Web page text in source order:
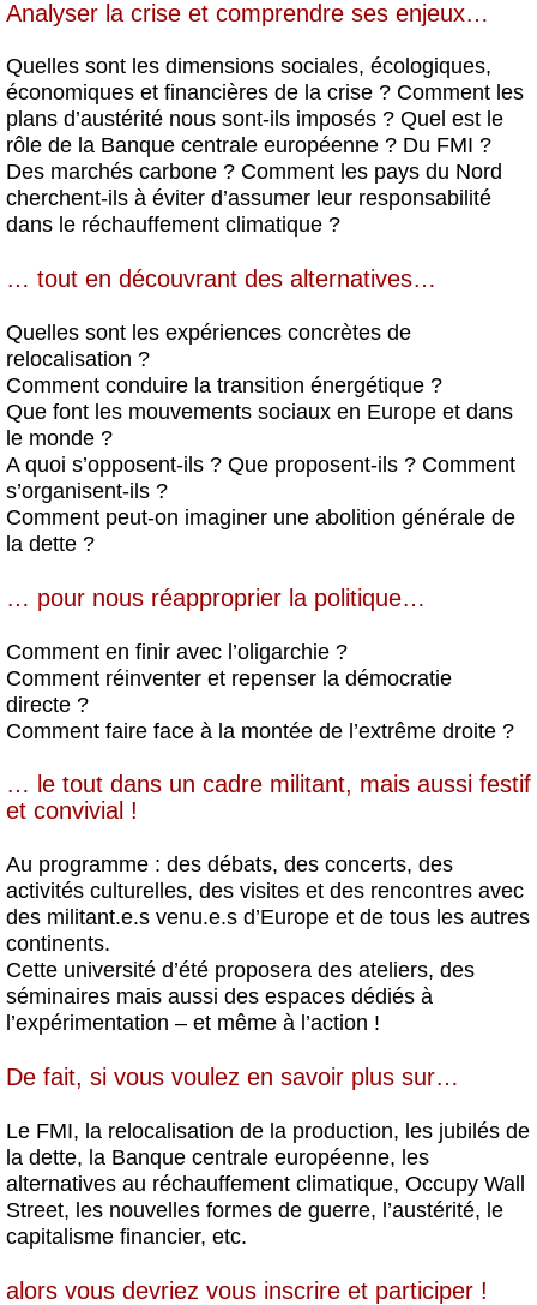
Analyser la crise et comprendre ses enjeux…
Quelles sont les dimensions sociales, écologiques,
économiques et financières de la crise ? Comment les
plans d’austérité nous sont-ils imposés ? Quel est le
rôle de la Banque centrale européenne ? Du FMI ?
Des marchés carbone ? Comment les pays du Nord
cherchent-ils à éviter d’assumer leur responsabilité
dans le réchauffement climatique ?
… tout en découvrant des alternatives…
Quelles sont les expériences concrètes de
relocalisation ?
Comment conduire la transition énergétique ?
Que font les mouvements sociaux en Europe et dans
le monde ?
A quoi s’opposent-ils ? Que proposent-ils ? Comment
s’organisent-ils ?
Comment peut-on imaginer une abolition générale de
la dette ?
… pour nous réapproprier la politique…
Comment en finir avec l’oligarchie ?
Comment réinventer et repenser la démocratie
directe ?
Comment faire face à la montée de l’extrême droite ?
… le tout dans un cadre militant, mais aussi festif
et convivial !
Au programme : des débats, des concerts, des
activités culturelles, des visites et des rencontres avec
des militant.e.s venu.e.s d’Europe et de tous les autres
continents.
Cette université d’été proposera des ateliers, des
séminaires mais aussi des espaces dédiés à
l’expérimentation – et même à l’action !
De fait, si vous voulez en savoir plus sur…
Le FMI, la relocalisation de la production, les jubilés de
la dette, la Banque centrale européenne, les
alternatives au réchauffement climatique, Occupy Wall
Street, les nouvelles formes de guerre, l’austérité, le
capitalisme financier, etc.
alors vous devriez vous inscrire et participer !